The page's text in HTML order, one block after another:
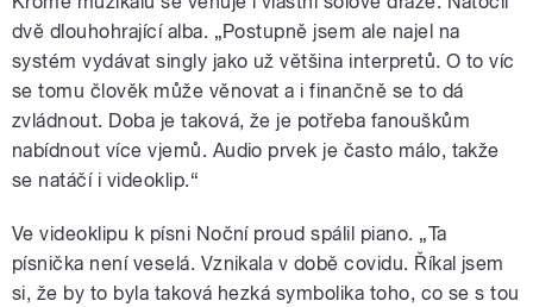
dvě dlouhohrající alba. „Postupně jsem ale najel na
systém vydávat singly jako už většina interpretů. O to víc
se tomu člověk může věnovat a i finančně se to dá
zvládnout. Doba je taková, že je potřeba fanouškům
nabídnout více vjemů. Audio prvek je často málo, takže
se natáčí i videoklip.“
Ve videoklipu k písni Noční proud spálil piano. „Ta
písnička není veselá. Vznikala v době covidu. Říkal jsem
si, že by to byla taková hezká symbolika toho, co se s tou